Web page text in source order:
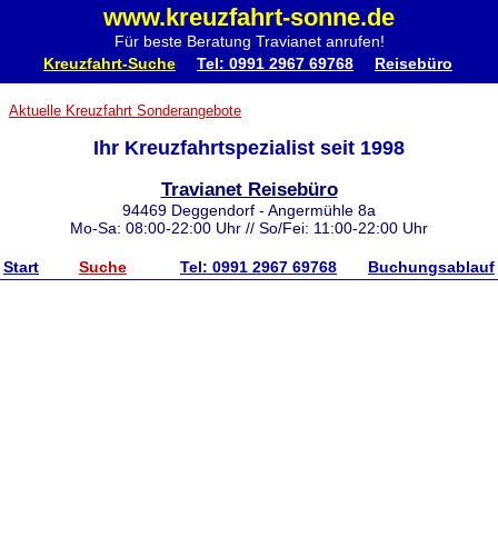
www.kreuzfahrt-sonne.de
Für beste Beratung Travianet anrufen!
Kreuzfahrt-Suche Tel: 0991 2967 69768 Reisebüro
Aktuelle Kreuzfahrt Sonderangebote
Ihr Kreuzfahrtspezialist seit 1998
Travianet Reisebüro
94469 Deggendorf - Angermühle 8a
Mo-Sa: 08:00-22:00 Uhr // So/Fei: 11:00-22:00 Uhr
Start Suche Tel: 0991 2967 69768 Buchungsablauf